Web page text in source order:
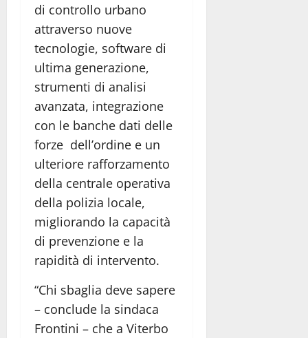
di controllo urbano
attraverso nuove
tecnologie, software di
ultima generazione,
strumenti di analisi
avanzata, integrazione
con le banche dati delle
forze dell’ordine e un
ulteriore rafforzamento
della centrale operativa
della polizia locale,
migliorando la capacità
di prevenzione e la
rapidità di intervento.
“Chi sbaglia deve sapere
– conclude la sindaca
Frontini – che a Viterbo